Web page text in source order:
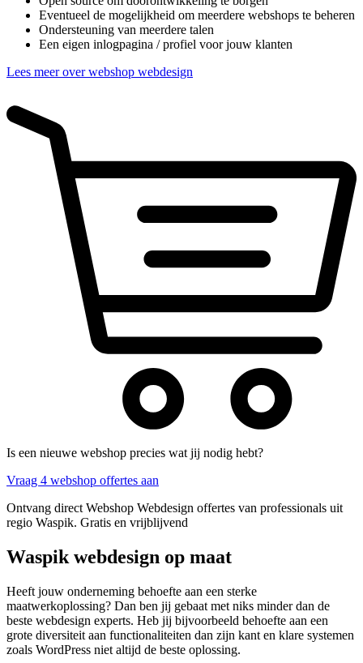
Eventueel de mogelijkheid om meerdere webshops te beheren
Ondersteuning van meerdere talen
Een eigen inlogpagina / profiel voor jouw klanten
Lees meer over webshop webdesign
Is een nieuwe webshop precies wat jij nodig hebt?
Vraag 4 webshop offertes aan
Ontvang direct Webshop Webdesign offertes van professionals uit
regio Waspik. Gratis en vrijblijvend
Waspik webdesign op maat
Heeft jouw onderneming behoefte aan een sterke
maatwerkoplossing? Dan ben jij gebaat met niks minder dan de
beste webdesign experts. Heb jij bijvoorbeeld behoefte aan een
grote diversiteit aan functionaliteiten dan zijn kant en klare systemen
zoals WordPress niet altijd de beste oplossing.